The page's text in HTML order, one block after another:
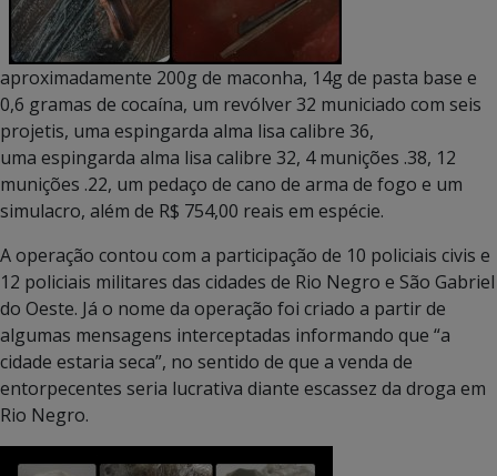
aproximadamente 200g de maconha, 14g de pasta base e
0,6 gramas de cocaína, um revólver 32 municiado com seis
projetis, uma espingarda alma lisa calibre 36,
uma espingarda alma lisa calibre 32, 4 munições .38, 12
munições .22, um pedaço de cano de arma de fogo e um
simulacro, além de R$ 754,00 reais em espécie.
A operação contou com a participação de 10 policiais civis e
12 policiais militares das cidades de Rio Negro e São Gabriel
do Oeste. Já o nome da operação foi criado a partir de
algumas mensagens interceptadas informando que “a
cidade estaria seca”, no sentido de que a venda de
entorpecentes seria lucrativa diante escassez da droga em
Rio Negro.